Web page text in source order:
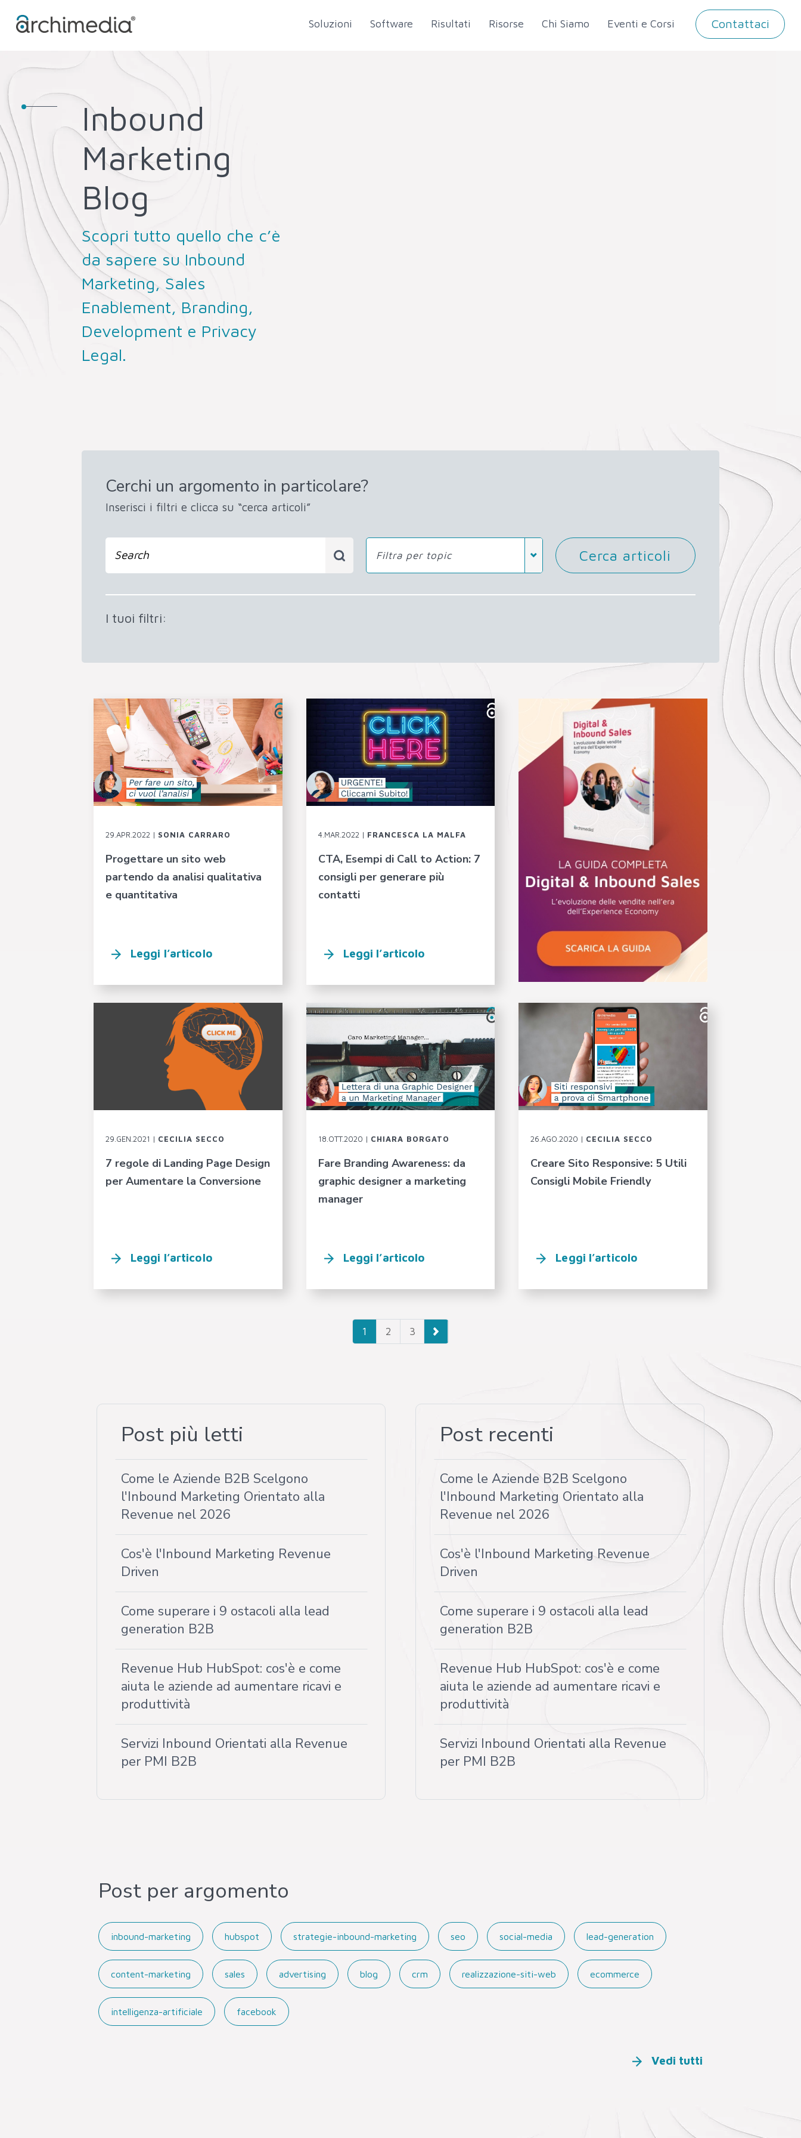
Soluzioni Software Risultati Risorse Chi Siamo Eventi e Corsi Contattaci
Inbound
Marketing
Blog
Scopri tutto quello che c’è
da sapere su Inbound
Marketing, Sales
Enablement, Branding,
Development e Privacy
Legal.
Cerchi un argomento in particolare?
Inserisci i filtri e clicca su “cerca articoli”
Filtra per topic Cerca articoli
I tuoi filtri:
29.APR.2022 | SONIA CARRARO
Progettare un sito web
partendo da analisi qualitativa
e quantitativa
Leggi l’articolo
4.MAR.2022 | FRANCESCA LA MALFA
CTA, Esempi di Call to Action: 7
consigli per generare più
contatti
Leggi l’articolo
29.GEN.2021 | CECILIA SECCO
7 regole di Landing Page Design
per Aumentare la Conversione
Leggi l’articolo
18.OTT.2020 | CHIARA BORGATO
Fare Branding Awareness: da
graphic designer a marketing
manager
Leggi l’articolo
26.AGO.2020 | CECILIA SECCO
Creare Sito Responsive: 5 Utili
Consigli Mobile Friendly
Leggi l’articolo
1 2 3
Post più letti
Come le Aziende B2B Scelgono
l'Inbound Marketing Orientato alla
Revenue nel 2026
Cos'è l'Inbound Marketing Revenue
Driven
Come superare i 9 ostacoli alla lead
generation B2B
Revenue Hub HubSpot: cos'è e come
aiuta le aziende ad aumentare ricavi e
produttività
Servizi Inbound Orientati alla Revenue
per PMI B2B
Post recenti
Come le Aziende B2B Scelgono
l'Inbound Marketing Orientato alla
Revenue nel 2026
Cos'è l'Inbound Marketing Revenue
Driven
Come superare i 9 ostacoli alla lead
generation B2B
Revenue Hub HubSpot: cos'è e come
aiuta le aziende ad aumentare ricavi e
produttività
Servizi Inbound Orientati alla Revenue
per PMI B2B
Post per argomento
inbound-marketing hubspot strategie-inbound-marketing seo social-media lead-generation
content-marketing sales advertising blog crm realizzazione-siti-web ecommerce
intelligenza-artificiale facebook
Vedi tutti